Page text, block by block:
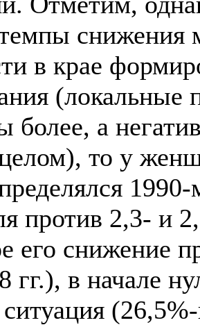
снижения
в крае
более, а
то у
против 2,3- и
его снижение
гг.), в начале